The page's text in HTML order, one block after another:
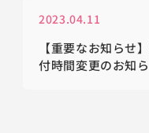
2023.04.11
【重要なお知らせ
付時間変更のお知